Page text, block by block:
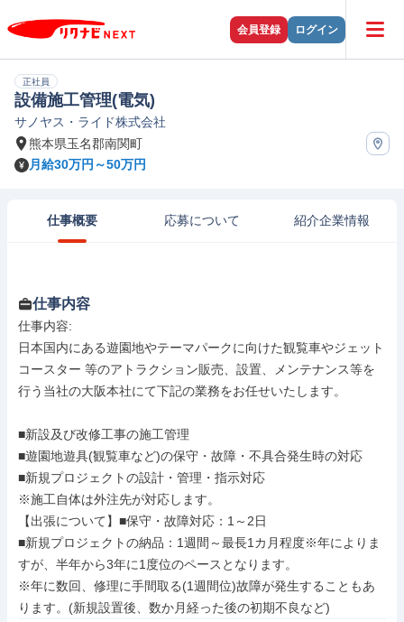
会員登録 ログイン
正社員
設備施工管理(電気)
サノヤス・ライド株式会社
熊本県玉名郡南関町
月給30万円～50万円
仕事概要 応募について 紹介企業情報
仕事内容
仕事内容:
日本国内にある遊園地やテーマパークに向けた観覧車やジェット
コースター 等のアトラクション販売、設置、メンテナンス等を
行う当社の大阪本社にて下記の業務をお任せいたします。
■新設及び改修工事の施工管理
■遊園地遊具(観覧車など)の保守・故障・不具合発生時の対応
■新規プロジェクトの設計・管理・指示対応
※施工自体は外注先が対応します。
【出張について】■保守・故障対応：1～2日
■新規プロジェクトの納品：1週間～最長1カ月程度※年によりま
すが、半年から3年に1度位のペースとなります。
※年に数回、修理に手間取る(1週間位)故障が発生することもあ
ります。(新規設置後、数か月経った後の初期不良など)